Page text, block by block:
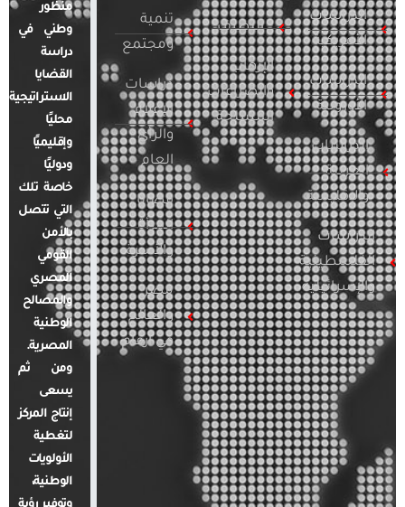
الدراسات
الأمريكية
الدراسات
الأوروبية
الدراسات
العربية
والإقليمية
الدراسات
الفلسطينية
والإسرائيلية
التطرف
الإرهاب
والصراعات
المسلحة
تنمية
ومجتمع
دراسات
الإعلام
والرأي
العام
قضايا
المرأة
والأسرة
مصر
والعالم
في أرقام
منظور
وطني في
دراسة
القضايا
الاستراتيجية
محليًا
وإقليميًا
ودوليًا
خاصة تلك
التي تتصل
بالأمن
القومي
المصري
والمصالح
الوطنية
المصرية.
ومن ثم
يسعى
إنتاج المركز
لتغطية
الأولويات
الوطنية،